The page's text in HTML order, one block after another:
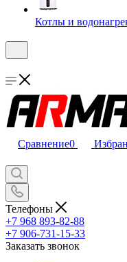
Котлы и
Сравнение0
Телефоны
+7 968 893-82-88
+7 906-731-15-33
Заказать звонок